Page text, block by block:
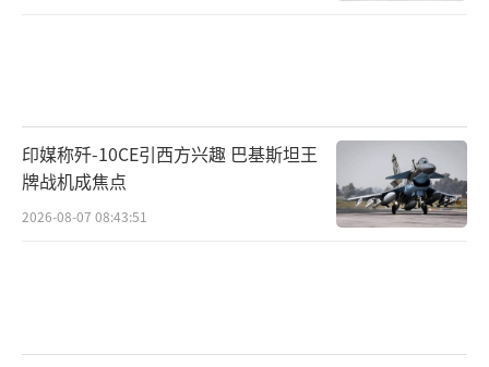
印媒称歼-10CE引西方兴趣 巴基斯坦王
牌战机成焦点
2026-08-07 08:43:51